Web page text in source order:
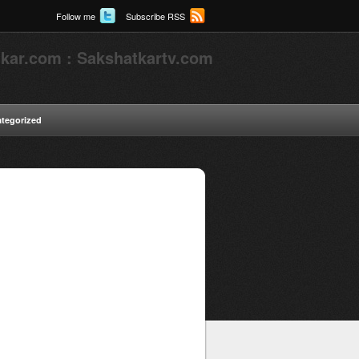
Follow me Subscribe RSS
: Sakshatkartv.com